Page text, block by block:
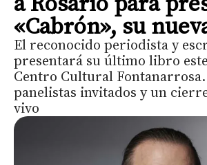
«Cabrón», su
El reconocido periodista y
presentará su último libro
Centro Cultural
panelistas invitados y un
vivo